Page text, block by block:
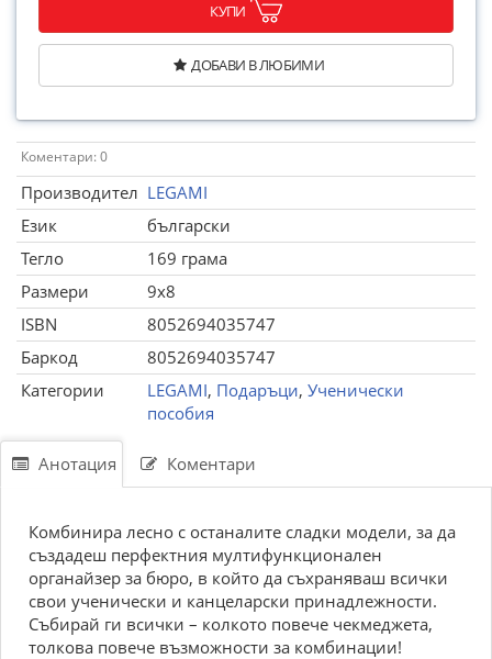
КУПИ
ДОБАВИ В ЛЮБИМИ
Коментари: 0
Производител LEGAMI
Език
български
Тегло
169 грама
Размери
9x8
ISBN
8052694035747
Баркод
8052694035747
Категории
LEGAMI, Подаръци, Ученически
пособия
Анотация Коментари
Комбинира лесно с останалите сладки модели, за да
създадеш перфектния мултифункционален
органайзер за бюро, в който да съхраняваш всички
свои ученически и канцеларски принадлежности.
Събирай ги всички – колкото повече чекмеджета,
толкова повече възможности за комбинации!